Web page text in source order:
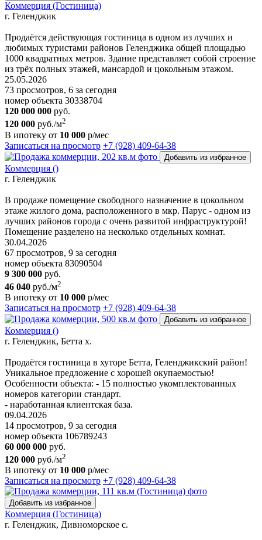
Коммерция (Гостиница)
г. Геленджик
Продаётся действующая гостиница в одном из лучших и
любимых туристами районов Геленджика общей площадью
1000 квадратных метров. Здание представляет собой строение
из трёх полных этажей, мансардой и цокольным этажом.
25.05.2026
73 просмотров, 6 за сегодня
номер объекта 30338704
120 000 000 руб.
120 000 руб./м2
В ипотеку от 10 000 р/мес
Записаться на просмотр +7 (928) 409-64-38
Добавить из избранное
Коммерция ()
г. Геленджик
В продаже помещение свободного назначение в цокольном
этаже жилого дома, расположенного в мкр. Парус - одном из
лучших районов города с очень развитой инфраструктурой!
Помещение разделено на несколько отдельных комнат.
30.04.2026
67 просмотров, 9 за сегодня
номер объекта 83090504
9 300 000 руб.
46 040 руб./м2
В ипотеку от 10 000 р/мес
Записаться на просмотр +7 (928) 409-64-38
Добавить из избранное
Коммерция ()
г. Геленджик, Бетта х.
Продаётся гостиница в хуторе Бетта, Геленджикский район!
Уникальное предложение с хорошей окупаемостью!
Особенности объекта: - 15 полностью укомплектованных
номеров категории стандарт.
- ⁠наработанная клиентская база.
09.04.2026
14 просмотров, 9 за сегодня
номер объекта 106789243
60 000 000 руб.
120 000 руб./м2
В ипотеку от 10 000 р/мес
Записаться на просмотр +7 (928) 409-64-38
Добавить из избранное
Коммерция (Гостиница)
г. Геленджик, Дивноморское с.